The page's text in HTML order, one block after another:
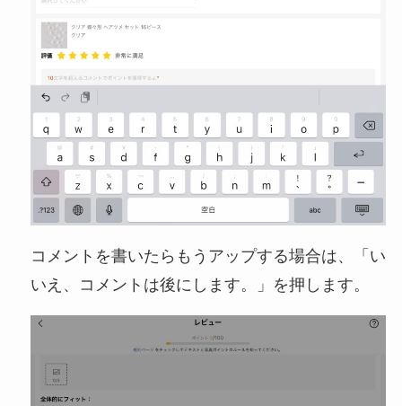
コメントを書いたらもうアップする場合は、「い
いえ、コメントは後にします。」を押します。